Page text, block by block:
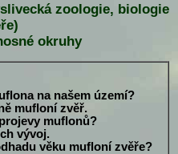
zoologie, biologie
okruhy
na našem území?
mufloní zvěř.
muflonů?
vývoj.
věku mufloní zvěře?